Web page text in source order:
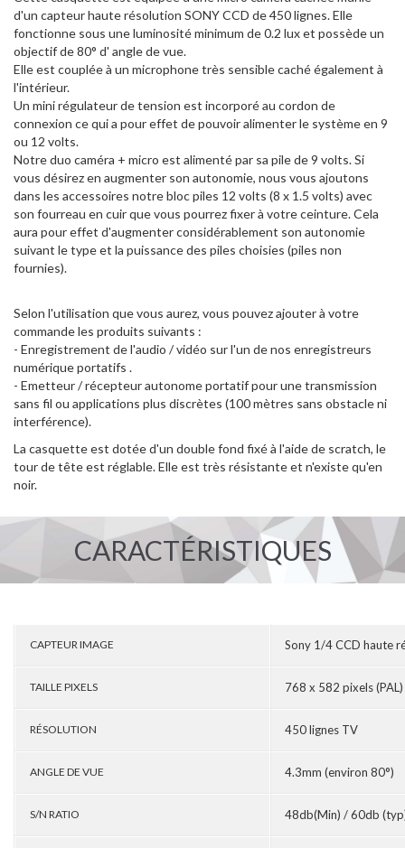
d'un capteur haute résolution SONY CCD de 450 lignes. Elle
fonctionne sous une luminosité minimum de 0.2 lux et possède un
objectif de 80° d' angle de vue.
Elle est couplée à un microphone très sensible caché également à
l'intérieur.
Un mini régulateur de tension est incorporé au cordon de
connexion ce qui a pour effet de pouvoir alimenter le système en 9
ou 12 volts.
Notre duo caméra + micro est alimenté par sa pile de 9 volts. Si
vous désirez en augmenter son autonomie, nous vous ajoutons
dans les accessoires notre bloc piles 12 volts (8 x 1.5 volts) avec
son fourreau en cuir que vous pourrez fixer à votre ceinture. Cela
aura pour effet d'augmenter considérablement son autonomie
suivant le type et la puissance des piles choisies (piles non
fournies).
Selon l'utilisation que vous aurez, vous pouvez ajouter à votre
commande les produits suivants :
- Enregistrement de l'audio / vidéo sur l'un de nos enregistreurs
numérique portatifs .
- Emetteur / récepteur autonome portatif pour une transmission
sans fil ou applications plus discrètes (100 mètres sans obstacle ni
interférence).
La casquette est dotée d'un double fond fixé à l'aide de scratch, le
tour de tête est réglable. Elle est très résistante et n'existe qu'en
noir.
CARACTÉRISTIQUES
CAPTEUR IMAGE Sony 1/4 CCD haute
TAILLE PIXELS 768 x 582 pixels (PAL)
RÉSOLUTION 450 lignes TV
ANGLE DE VUE 4.3mm (environ 80°)
S/N RATIO 48db(Min) / 60db